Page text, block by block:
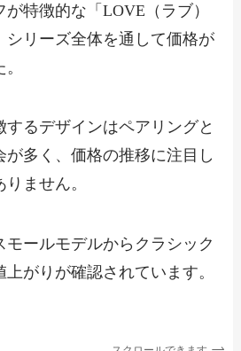
特徴的な「LOVE（ラブ）
シリーズ全体を通して価格が
るデザインはペアリングと
が多く、価格の推移に注目し
ません。
ールモデルからクラシック
がりが確認されています。